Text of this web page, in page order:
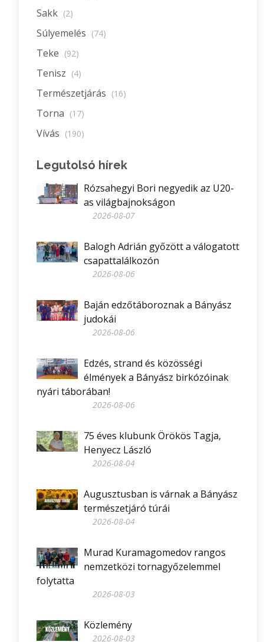
Sakk (2)
Súlyemelés (74)
Teke (92)
Tenisz (4)
Természetjárás (16)
Torna (17)
Vívás (190)
Legutolsó hírek
Rózsahegyi Bori negyedik az U20-
as világbajnokságon
2026-08-07
Balogh Adrián győzött a válogatott
csapattalálkozón
2026-08-06
Baján edzőtáboroznak a Bányász
judokái
2026-08-06
Edzés, strand és közösségi
élmények a Bányász birkózóinak
nyári táborában!
2026-08-06
75 éves klubunk Örökös Tagja,
Henyecz László
2026-08-04
Augusztusban is várnak a Bányász
természetjáró túrái
2026-08-04
Murad Kuramagomedov rangos
nemzetközi tornagyőzelemmel
folytatta
2026-08-03
Közlemény
2026-08-03